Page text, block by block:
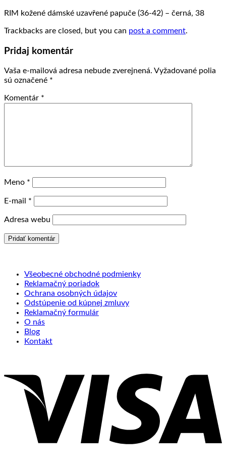
RIM kožené dámské uzavřené papuče (36-42) – černá, 38
Trackbacks are closed, but you can post a comment.
Pridaj komentár
Vaša e-mailová adresa nebude zverejnená. Vyžadované polia
sú označené *
Komentár *
Meno *
E-mail *
Adresa webu
Všeobecné obchodné podmienky
Reklamačný poriadok
Ochrana osobných údajov
Odstúpenie od kúpnej zmluvy
Reklamačný formulár
O nás
Blog
Kontakt